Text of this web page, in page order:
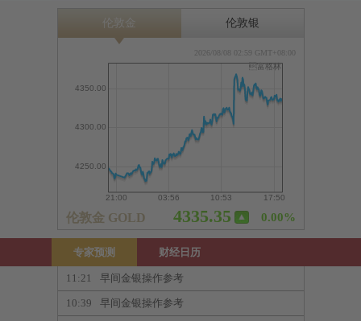
专家预测 财经日历
11:21 早间金银操作参考
10:39 早间金银操作参考